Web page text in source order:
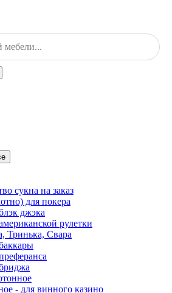
сукна на заказ
для покера
джэка
рулетки
Тринька, Свара
- для винного казино